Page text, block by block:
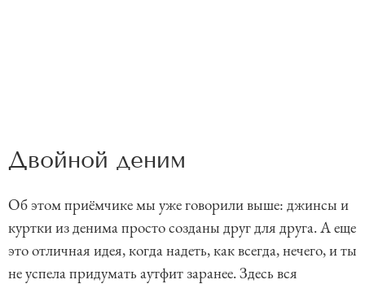
Двойной деним
Об этом приёмчике мы уже говорили выше: джинсы и
куртки из денима просто созданы друг для друга. А еще
это отличная идея, когда надеть, как всегда, нечего, и ты
не успела придумать аутфит заранее. Здесь вся